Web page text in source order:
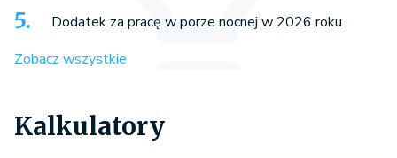
Dodatek za pracę w porze nocnej w 2026 roku
Zobacz wszystkie
Kalkulatory